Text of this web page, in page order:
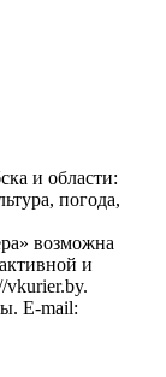
и области:
погода,
возможна
и
vkurier.by.
E-mail: